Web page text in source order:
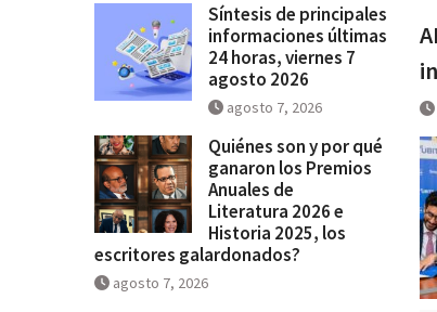
Síntesis de principales
informaciones últimas
24 horas, viernes 7
agosto 2026
agosto 7, 2026
Quiénes son y por qué
ganaron los Premios
Anuales de
Literatura 2026 e
Historia 2025, los
escritores galardonados?
agosto 7, 2026